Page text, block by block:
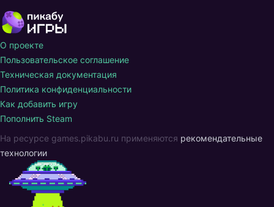
О проекте
Пользовательское соглашение
Техническая документация
Политика конфиденциальности
Как добавить игру
Пополнить Steam
На ресурсе games.pikabu.ru применяются рекомендательные
технологии